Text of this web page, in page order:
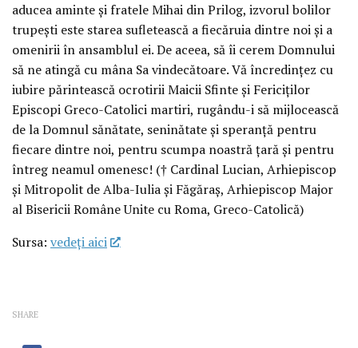
aducea aminte și fratele Mihai din Prilog, izvorul bolilor
trupești este starea sufletească a fiecăruia dintre noi și a
omenirii în ansamblul ei. De aceea, să îi cerem Domnului
să ne atingă cu mâna Sa vindecătoare. Vă încredințez cu
iubire părintească ocrotirii Maicii Sfinte și Fericiților
Episcopi Greco-Catolici martiri, rugându-i să mijlocească
de la Domnul sănătate, seninătate și speranță pentru
fiecare dintre noi, pentru scumpa noastră țară și pentru
întreg neamul omenesc! († Cardinal Lucian, Arhiepiscop
și Mitropolit de Alba-Iulia și Făgăraș, Arhiepiscop Major
al Bisericii Române Unite cu Roma, Greco-Catolică)
Sursa: vedeţi aici
SHARE